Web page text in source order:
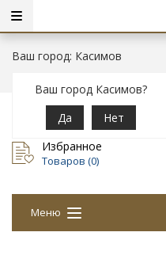
Ваш город: Касимов
Ваш город Касимов?
Да
Нет
Избранное
Товаров (0)
Меню